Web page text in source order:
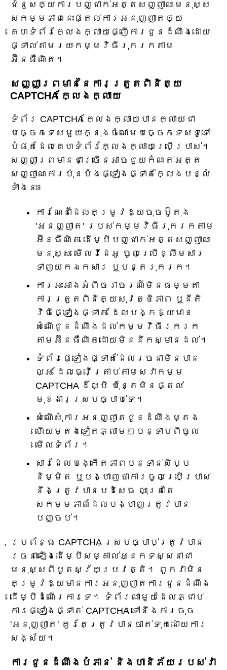
ជំនួស​ឲ្យ​ការ​បញ្ជាក់​អត្តសញ្ញាណ​មនុស្ស
សកម្មភាព​នេះ​ផ្តល់​ការ​អនុញ្ញាត​ឲ្យ​
គេហទំព័រ​ក្លែងក្លាយ​ផ្ញើ​ការ​ជូន​ដំណឹង​ដោយ​
ផ្ទាល់​តាម​រយៈ​កម្មវិធី​រុករក​តាម​
អ៊ីនធឺណិត។
សញ្ញាព្រមាននៃការត្រួតពិនិត្យ
CAPTCHA ក្លែងក្លាយ
ទំព័រ CAPTCHA ក្លែងក្លាយបានក្លាយជា
បច្ចេកទេសមួយក្នុងចំណោមបច្ចេកទេសទូទៅ
បំផុតដែលគេហទំព័រក្លែងក្លាយប្រើប្រាស់។
សញ្ញាព្រមានជាច្រើនអាចជួយកំណត់អត្ត
សញ្ញាណការប៉ុនប៉ងផ្ទៀងផ្ទាត់ក្លែងបន្លំ
ទាំងនេះ៖
ការណែនាំដែលតម្រូវឱ្យចុចប៊ូតុង
'អនុញ្ញាត' របស់កម្មវិធីរុករកតាម
អ៊ីនធឺណិត ដើម្បីបញ្ជាក់អត្តសញ្ញាណ
មនុស្ស មើលវីដេអូ ចូលប្រើខ្លឹមសារ
ទាញយកឯកសារ ឬបន្តរុករក។
ការអះអាងអំពីចរាចរណ៍មិនធម្មតា
ការត្រួតពិនិត្យសុវត្ថិភាព ឬនីតិ
វិធីផ្ទៀងផ្ទាត់ ដែលបង្កឱ្យមាន
សំណើជូនដំណឹងដល់កម្មវិធីរុករក
តាមអ៊ីនធឺណិតដោយមិននឹកស្មានដល់។
ទំព័រផ្ទៀងផ្ទាត់ដែលរចនាមិនបាន
ល្អ ដែលធ្វើត្រាប់តាមសេវាកម្ម
CAPTCHA ដ៏ល្បី ប៉ុន្តែមិនផ្តល់
មុខងារស្របច្បាប់ទេ។
សំណើសុំការអនុញ្ញាតជូនដំណឹងម្តង
ហើយម្តងទៀតភ្លាមៗបន្ទាប់ពីចូល
មើលទំព័រ។
សារដែលបង្កើតភាពបន្ទាន់សិប្ប
និម្មិត ឬបង្ហាញថាការចូលប្រើប្រាស់
នឹងត្រូវបានបដិសេធ លុះត្រាតែ
សកម្មភាពដែលបង្ហាញត្រូវបាន
បញ្ចប់។
ប្រព័ន្ធ CAPTCHA ស្របច្បាប់ត្រូវបាន
រចនាឡើងដើម្បីសម្គាល់អ្នកទស្សនាជា
មនុស្សពីបូតស្វ័យប្រវត្តិ។ ពួកវាមិន
តម្រូវឱ្យមានការអនុញ្ញាតការជូនដំណឹង
ដើម្បីដំណើរការទេ។ ទំព័រណាមួយដែលភ្ជាប់
ការផ្ទៀងផ្ទាត់ CAPTCHA ទៅនឹងការចុច
'អនុញ្ញាត' គួរតែត្រូវបានចាត់ទុកដោយការ
សង្ស័យ។
ការជូនដំណឹងបំភាន់ និងហានិភ័យរបស់វា